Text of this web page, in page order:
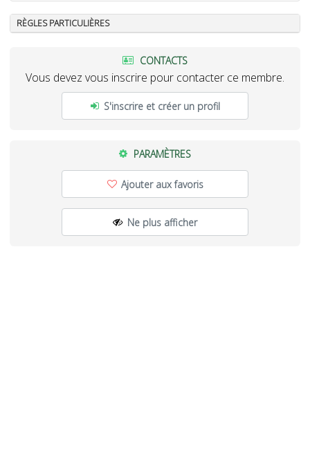
RÈGLES PARTICULIÈRES
CONTACTS
Vous devez vous inscrire pour contacter ce membre.
S'inscrire et créer un profil
PARAMÈTRES
Ajouter aux favoris
Ne plus afficher